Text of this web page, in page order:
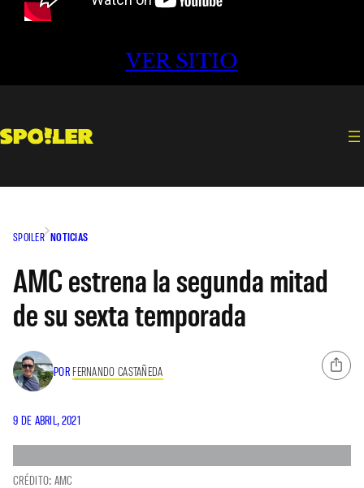
VER SITIO
SPOILER NOTICIAS
AMC estrena la segunda mitad
de su sexta temporada
POR FERNANDO CASTAÑEDA
9 DE ABRIL, 2021
CRÉDITO: AMC